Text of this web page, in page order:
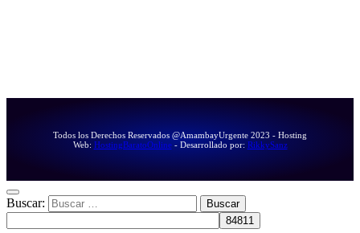
Todos los Derechos Reservados @AmambayUrgente 2023 - Hosting
Web: HostingBaratoOnline- Desarrollado por: RikkySanz
Buscar: